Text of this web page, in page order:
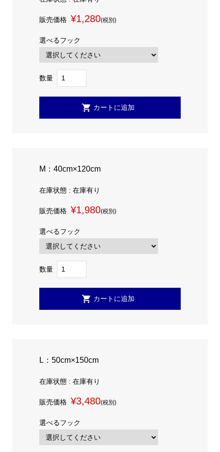
販売価格 ¥1,280(税別)
選べるフック
数量
M：40cm×120cm
在庫状態 : 在庫有り
販売価格 ¥1,980(税別)
選べるフック
数量
L：50cm×150cm
在庫状態 : 在庫有り
販売価格 ¥3,480(税別)
選べるフック